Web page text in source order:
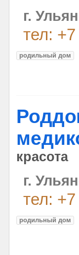
г.
тел:
родильный дом
красота
г.
тел:
родильный дом